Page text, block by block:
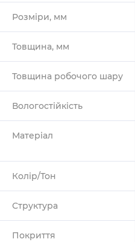
Розміри, мм
Товщина, мм
Товщина робочого шару
Вологостійкість
Матеріал
Колір/Тон
Структура
Покриття